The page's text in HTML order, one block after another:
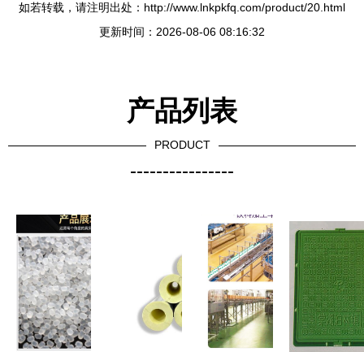
如若转载，请注明出处：http://www.lnkpkfq.com/product/20.html
更新时间：2026-08-06 08:16:32
产品列表
PRODUCT
----------------